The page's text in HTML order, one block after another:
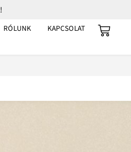
RÓLUNK KAPCSOLAT